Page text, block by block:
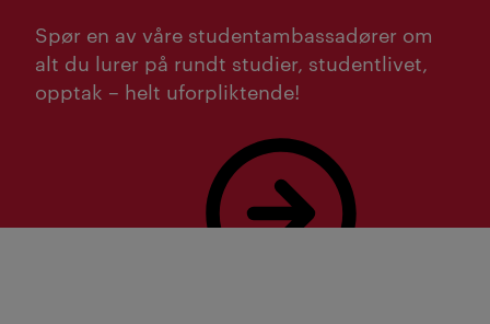
Spør en av våre studentambassadører om
alt du lurer på rundt studier, studentlivet,
opptak – helt uforpliktende!
Bestill studieveiledning her!